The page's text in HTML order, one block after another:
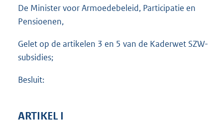
7
De Minister voor Armoedebeleid, Participatie en
Pensioenen,
Gelet op de artikelen 3 en 5 van de Kaderwet SZW-
subsidies;
Besluit:
ARTIKEL I